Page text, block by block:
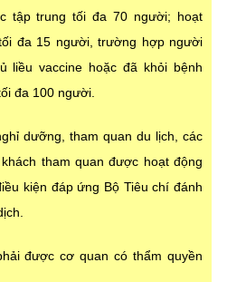
tập trung tối đa 70 người; hoạt
đa 15 người, trường hợp người
liều vaccine hoặc đã khỏi bệnh
đa 100 người.
dưỡng, tham quan du lịch, các
tham quan được hoạt động
kiện đáp ứng Bộ Tiêu chí đánh
được cơ quan có thẩm quyền